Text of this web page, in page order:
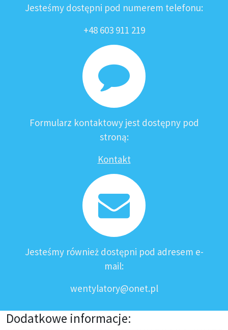
Jesteśmy dostępni pod numerem telefonu:
+48 603 911 219
Formularz kontaktowy jest dostępny pod
stroną:
Kontakt
Jesteśmy również dostępni pod adresem e-
mail:
wentylatory@onet.pl
Dodatkowe informacje: